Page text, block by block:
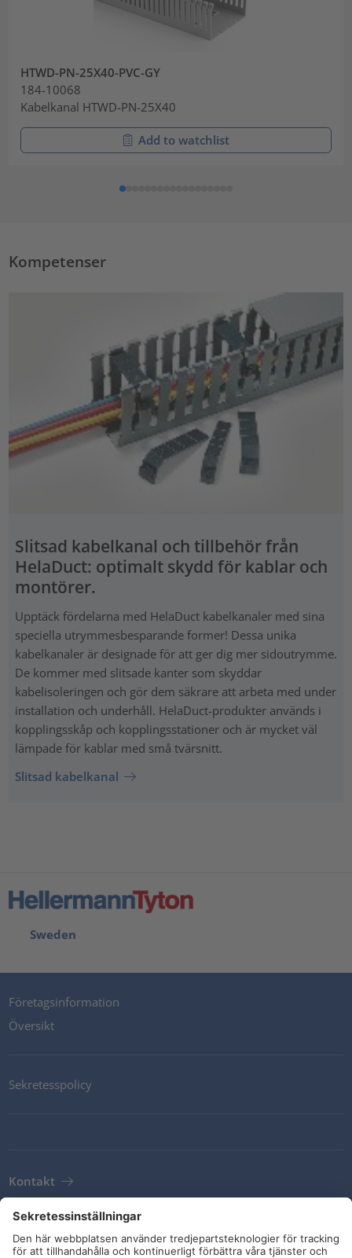
HTWD-PN-25X40-PVC-GY
184-10068
Kabelkanal HTWD-PN-25X40
Add to watchlist
Kompetenser
Slitsad kabelkanal och tillbehör från
HelaDuct: optimalt skydd för kablar och
montörer.
Upptäck fördelarna med HelaDuct kabelkanaler med sina
speciella utrymmesbesparande former! Dessa unika
kabelkanaler är designade för att ger dig mer sidoutrymme.
De kommer med slitsade kanter som skyddar
kabelisoleringen och gör dem säkrare att arbeta med under
installation och underhåll. HelaDuct-produkter används i
kopplingsskåp och kopplingsstationer och är mycket väl
lämpade för kablar med små tvärsnitt.
Slitsad kabelkanal
Sweden
Företagsinformation
Översikt
Sekretesspolicy
Kontakt